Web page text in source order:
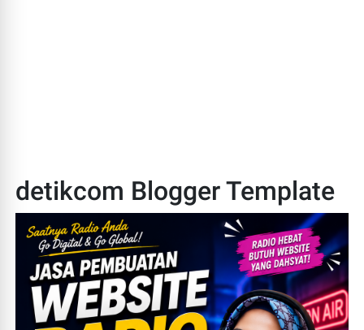
detikcom Blogger Template